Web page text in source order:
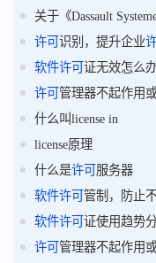
关于《Dassault
许可 识别，提升企业
软件许可 证无效怎么
许可 管理器不起作用
什么叫license in
license原理
什么是许可 服务器
软件许可 管制，防止
软件许可 证使用趋势
许可 管理器不起作用